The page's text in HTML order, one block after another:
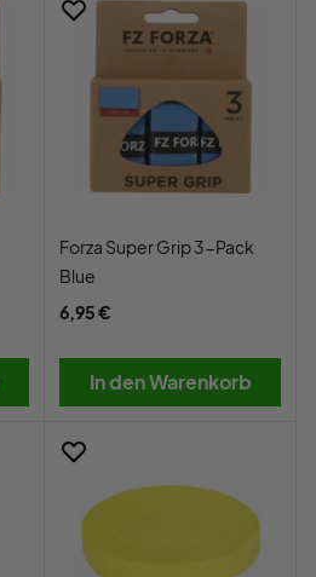
Forza Super Grip 3-Pack
Blue
6,95 €
In den Warenkorb